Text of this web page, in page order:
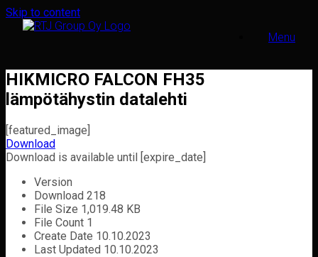
Skip to content
Menu
HIKMICRO FALCON FH35
lämpötähystin datalehti
[featured_image]
Download
Download is available until [expire_date]
Version
Download 218
File Size 1,019.48 KB
File Count 1
Create Date 10.10.2023
Last Updated 10.10.2023